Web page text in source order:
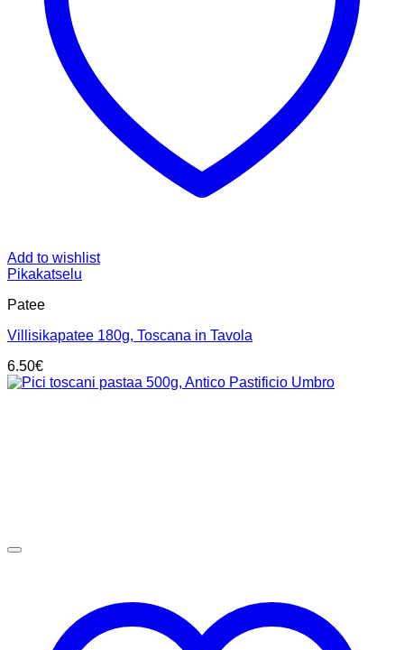
Add to wishlist
Pikakatselu
Patee
Villisikapatee 180g, Toscana in Tavola
6.50€